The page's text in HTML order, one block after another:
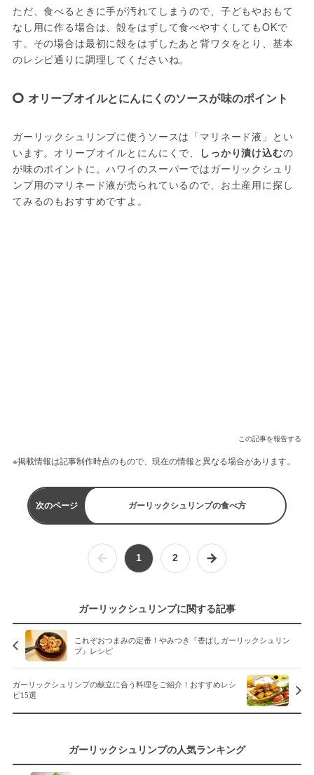
ただ、食べるときに手が汚れてしまうので、子どもやおもて
なし用に作る場合は、殻をはずして食べやすくしてもOKで
す。その場合は最初に殻をはずしたあと背ワタをとり、基本
のレシピ通りに調理してくださいね。
オリーブオイルとにんにくのソースが味のポイント
ガーリックシュリンプに使うソースは「マリネード液」とい
います。オリーブオイルとにんにくで、
しっかり漬け込むの
が味のポイントに。ハワイのスーパーではガーリックシュリ
ンプ用のマリネード液が売られているので、お土産用に探し
てみるのもおすすめですよ。
この記事を報告する
※掲載情報は記事制作時点のもので、現在の情報と異なる場合があります。
次のページ ガーリックシュリンプの食べ方
1 2
ガーリックシュリンプに関する記事
これぞおつまみの定番！やみつき『香ばしガーリックシュリン
プ』レシピ
ガーリックシュリンプの献立に合う料理をご紹介！おすすめレシ
ピ15選
ガーリックシュリンプの人気ランキング